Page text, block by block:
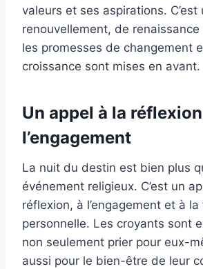
valeurs et ses aspirations.
renouvellement, de
les promesses de changement
croissance sont mises en avant.
Un appel à la
l’engagement
La nuit du destin est bien plus
événement religieux. C’est un
réflexion, à l’engagement et à
personnelle. Les croyants sont
non seulement prier pour eux-
aussi pour le bien-être de leur